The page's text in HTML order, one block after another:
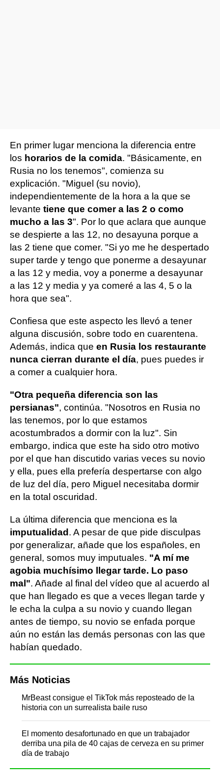
En primer lugar menciona la diferencia entre
los horarios de la comida. "Básicamente, en
Rusia no los tenemos", comienza su
explicación. "Miguel (su novio),
independientemente de la hora a la que se
levante tiene que comer a las 2 o como
mucho a las 3". Por lo que aclara que aunque
se despierte a las 12, no desayuna porque a
las 2 tiene que comer. "Si yo me he despertado
super tarde y tengo que ponerme a desayunar
a las 12 y media, voy a ponerme a desayunar
a las 12 y media y ya comeré a las 4, 5 o la
hora que sea".
Confiesa que este aspecto les llevó a tener
alguna discusión, sobre todo en cuarentena.
Además, indica que en Rusia los restaurante
nunca cierran durante el día, pues puedes ir
a comer a cualquier hora.
"Otra pequeña diferencia son las
persianas", continúa. "Nosotros en Rusia no
las tenemos, por lo que estamos
acostumbrados a dormir con la luz". Sin
embargo, indica que este ha sido otro motivo
por el que han discutido varias veces su novio
y ella, pues ella prefería despertarse con algo
de luz del día, pero Miguel necesitaba dormir
en la total oscuridad.
La última diferencia que menciona es la
imputualidad . A pesar de que pide disculpas
por generalizar, añade que los españoles, en
general, somos muy imputuales. "A mí me
agobia muchísimo llegar tarde. Lo paso
mal". Añade al final del vídeo que al acuerdo al
que han llegado es que a veces llegan tarde y
le echa la culpa a su novio y cuando llegan
antes de tiempo, su novio se enfada porque
aún no están las demás personas con las que
habían quedado.
Más Noticias
MrBeast consigue el TikTok más reposteado de la
historia con un surrealista baile ruso
El momento desafortunado en que un trabajador
derriba una pila de 40 cajas de cerveza en su primer
día de trabajo